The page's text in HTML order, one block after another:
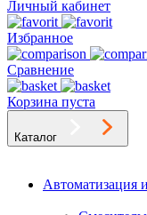
Личный кабинет
Избранное
Сравнение
Корзина пуста
Каталог
Автоматизация